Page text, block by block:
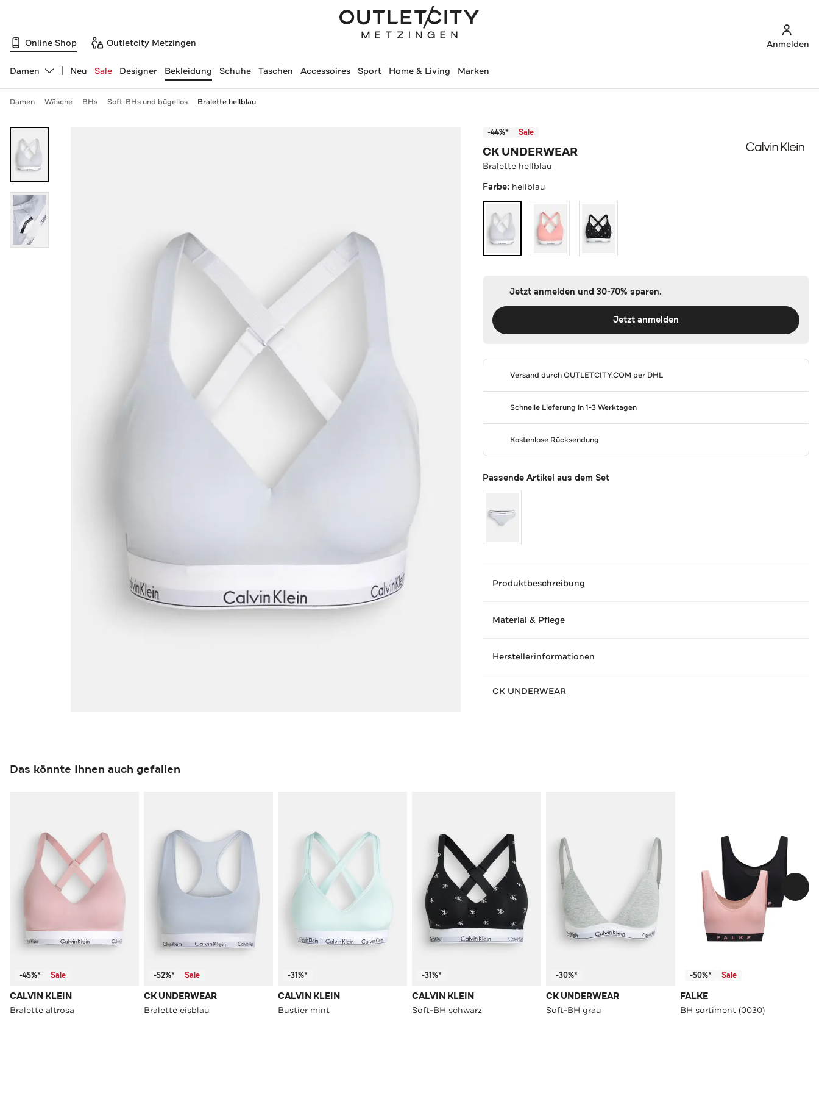
Online Shop Outletcity Metzingen Anmelden
Abteilung ändern, ausgewählt:
Damen Neu Sale Designer Bekleidung Schuhe Taschen Accessoires Sport Home & Living Marken
Damen Wäsche BHs Soft-BHs und bügellos Bralette hellblau
-44%* Sale
CK UNDERWEAR
Bralette hellblau
Farbe: hellblau
Jetzt anmelden und 30-70% sparen.
Jetzt anmelden
Versand durchOUTLETCITY.COM per DHL
Schnelle Lieferung in 1-3 Werktagen
Kostenlose Rücksendung
Passende Artikel aus dem Set
Produktbeschreibung
Material & Pflege
Herstellerinformationen
CK UNDERWEAR
Das könnte Ihnen auch gefallen
-45%* Sale
CALVIN KLEIN
Bralette altrosa
-52%* Sale
CK UNDERWEAR
Bralette eisblau
-31%*
CALVIN KLEIN
Bustier mint
-31%*
CALVIN KLEIN
Soft-BH schwarz
-30%*
CK UNDERWEAR
Soft-BH grau
-50%* Sale
FALKE
BH sortiment (0030)